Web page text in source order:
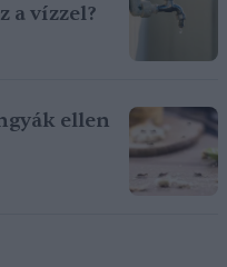
a vízzel?
ellen